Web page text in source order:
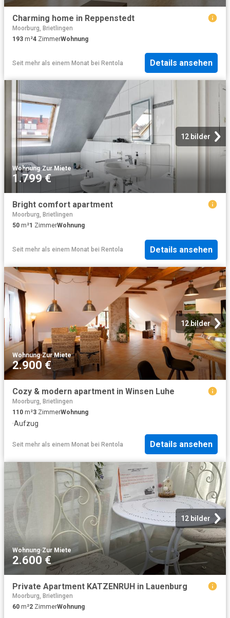
Charming home in Reppenstedt
Moorburg, Brietlingen
193 m²4 ZimmerWohnung
Seit mehr als einem Monat bei Rentola Details ansehen
12 bilder
Wohnung·Zur Miete
1.799 €
Bright comfort apartment
Moorburg, Brietlingen
50 m²1 ZimmerWohnung
Seit mehr als einem Monat bei Rentola Details ansehen
12 bilder
Wohnung·Zur Miete
2.900 €
Cozy & modern apartment in Winsen Luhe
Moorburg, Brietlingen
110 m²3 ZimmerWohnung
·Aufzug
Seit mehr als einem Monat bei Rentola Details ansehen
12 bilder
Wohnung·Zur Miete
2.600 €
Private Apartment KATZENRUH in Lauenburg
Moorburg, Brietlingen
60 m²2 ZimmerWohnung